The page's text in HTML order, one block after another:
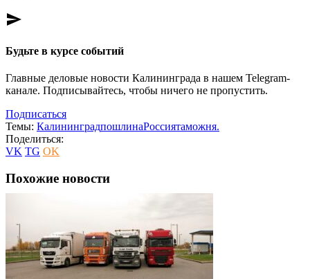
send
Будьте в курсе событий
Главные деловые новости Калининграда в нашем Telegram-
канале. Подписывайтесь, чтобы ничего не пропустить.
Подписаться
Темы: КалининградпошлинаРоссиятаможня.
Поделиться:
VK TG OK
Похожие новости